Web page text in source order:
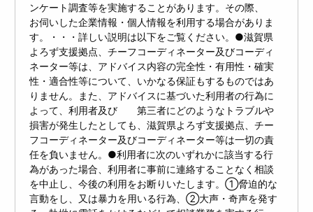
ンケート調査等を実施することがあります。その際、
お伺いした企業情報・個人情報を利用する場合がありま
す。・・・詳しい説明は以下をご覧ください。●滋賀県
よろず支援拠点、チーフコーディネーター及びコーディ
ネーター等は、アドバイス内容の完全性・有用性・確実
性・適合性等について、いかなる保証もするものではあ
りません。また、アドバイスに基づいた利用者の行為に
よって、利用者及び 第三者にどのようなトラブルや
損害が発生したとしても、滋賀県よろず支援拠点、チー
フコーディネーター及びコーディネーター等は一切の責
任を負いません。●利用者に次のいずれかに該当する行
為があった場合、利用者に事前に連絡することなく相談
を中止し、今後の利用をお断りいたします。①脅迫的な
言動をし、又は暴力を用いる行為、②大声・奇声を発す